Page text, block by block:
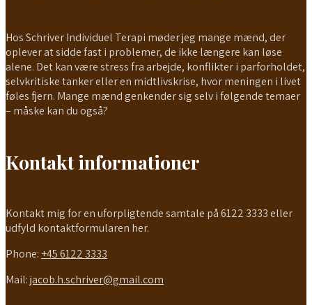
Hos Schriver Individuel Terapi møder jeg mange mænd, der
oplever at sidde fast i problemer, de ikke længere kan løse
alene. Det kan være stress fra arbejde, konflikter i parforholdet,
selvkritiske tanker eller en midtlivskrise, hvor meningen i livet
føles fjern. Mange mænd genkender sig selv i følgende temaer
– måske kan du også?
Kontakt informationer
Kontakt mig for en uforpligtende samtale på 6122 3333 eller
udfyld kontaktformularen her.
Phone: +45 6122 3333
Mail:jacob.h.schriver@gmail.com